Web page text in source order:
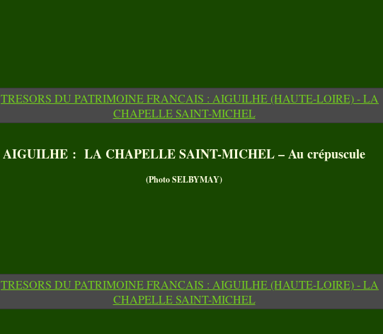
AIGUILHE : LA CHAPELLE SAINT-MICHEL – Au crépuscule
(Photo SELBYMAY)